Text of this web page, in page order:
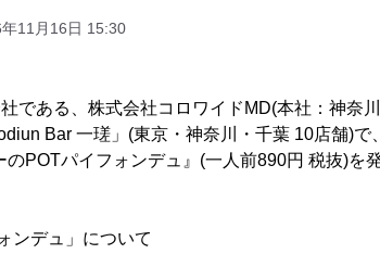
11月16日 15:30
である、株式会社コロワイドMD(本社：神奈
Bar 一瑳」(東京・神奈川・千葉 10店舗)で
POTパイフォンデュ』(一人前890円 税抜)を
ンデュ」について